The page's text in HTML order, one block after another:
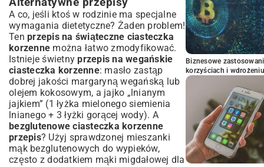
A co, jeśli ktoś w rodzinie ma specjalne
wymagania dietetyczne? Żaden problem!
Ten przepis na świąteczne ciasteczka
korzenne można łatwo zmodyfikować.
Istnieje świetnyprzepis na wegańskie
ciasteczka korzenne: masło zastąp
dobrej jakości margaryną wegańską lub
olejem kokosowym, a jajko „lnianym
jajkiem” (1 łyżka mielonego siemienia
lnianego + 3 łyżki gorącej wody). A
bezglutenowe ciasteczka korzenne
przepis? Użyj sprawdzonej mieszanki
mąk bezglutenowych do wypieków,
często z dodatkiem mąki migdałowej dla
Biznesowe
korzyściach i wdrożeniu